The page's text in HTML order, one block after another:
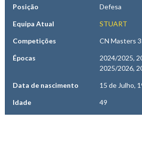
Posição Defesa
Equipa Atual STUART
Competições CN Masters
Épocas
2024/2025,
2025/2026,
Data de nascimento 15 de Julho,
Idade 49